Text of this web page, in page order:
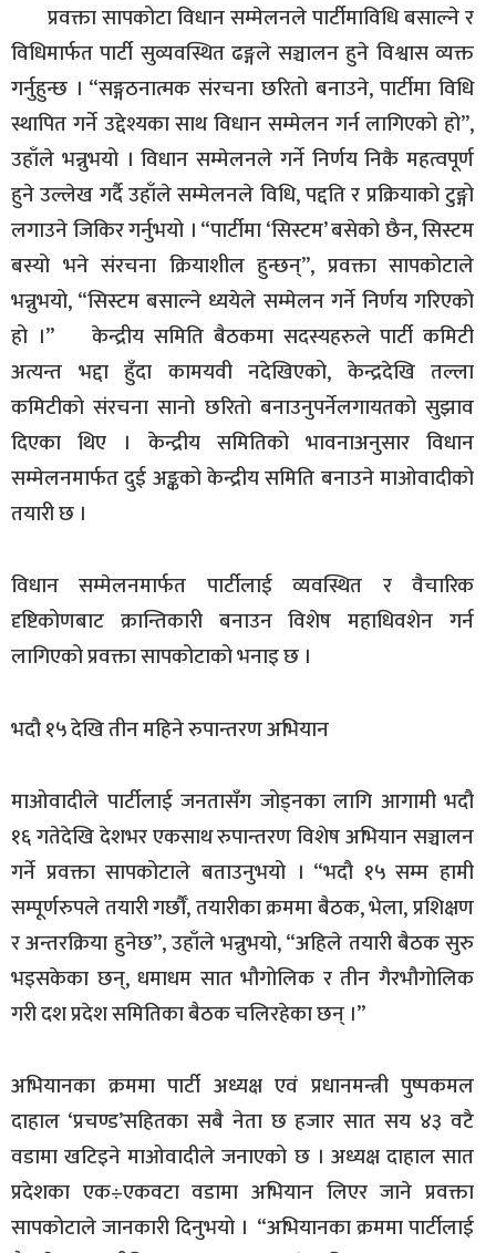
प्रवक्ता सापकोटा विधान सम्मेलनले पार्टीमाविधि बसाल्ने र
विधिमार्फत पार्टी सुव्यवस्थित ढङ्गले सञ्चालन हुने विश्वास व्यक्त
गर्नुहुन्छ । “सङ्गठनात्मक संरचना छरितो बनाउने, पार्टीमा विधि
स्थापित गर्ने उद्देश्यका साथ विधान सम्मेलन गर्न लागिएको हो”,
उहाँले भन्नुभयो ।विधान सम्मेलनले गर्ने निर्णय निकै महत्वपूर्ण
हुने उल्लेख गर्दै उहाँले सम्मेलनले विधि, पद्दति र प्रक्रियाको टुङ्गो
लगाउने जिकिर गर्नुभयो । “पार्टीमा ‘सिस्टम’ बसेको छैन, सिस्टम
बस्यो भने संरचना क्रियाशील हुन्छन्”, प्रवक्ता सापकोटाले
भन्नुभयो, “सिस्टम बसाल्ने ध्ययेले सम्मेलन गर्ने निर्णय गरिएको
हो ।”
केन्द्रीय समिति बैठकमा सदस्यहरुले पार्टी कमिटी
अत्यन्त भद्दा हुँदा कामयवी नदेखिएको, केन्द्रदेखि तल्ला
कमिटीको संरचना सानो छरितो बनाउनुपर्नेलगायतको सुझाव
दिएका थिए । केन्द्रीय समितिको भावनाअनुसार विधान
सम्मेलनमार्फत दुई अङ्कको केन्द्रीय समिति बनाउने माओवादीको
तयारी छ ।
विधान सम्मेलनमार्फत पार्टीलाई व्यवस्थित र वैचारिक
दृष्टिकोणबाट क्रान्तिकारी बनाउन विशेष महाधिवशेन गर्न
लागिएको प्रवक्ता सापकोटाको भनाइ छ ।
भदौ १५ देखि तीन महिने रुपान्तरण अभियान
माओवादीले पार्टीलाई जनतासँग जोड्नका लागि आगामी भदौ
१६ गतेदेखि देशभर एकसाथ रुपान्तरण विशेष अभियान सञ्चालन
गर्ने प्रवक्ता सापकोटाले बताउनुभयो । “भदौ १५ सम्म हामी
सम्पूर्णरुपले तयारी गर्छौँ, तयारीका क्रममा बैठक, भेला, प्रशिक्षण
र अन्तरक्रिया हुनेछ”, उहाँले भन्नुभयो, “अहिले तयारी बैठक सुरु
भइसकेका छन्, धमाधम सात भौगोलिक र तीन गैरभौगोलिक
गरी दश प्रदेश समितिका बैठक चलिरहेका छन् ।”
अभियानका क्रममा पार्टी अध्यक्ष एवं प्रधानमन्त्री पुष्पकमल
दाहाल ‘प्रचण्ड’सहितका सबै नेता छ हजार सात सय ४३ वटै
वडामा खटिइने माओवादीले जनाएको छ । अध्यक्ष दाहाल सात
प्रदेशका एक÷एकवटा वडामा अभियान लिएर जाने प्रवक्ता
सापकोटाले जानकारी दिनुभयो । “अभियानका क्रममा पार्टीलाई